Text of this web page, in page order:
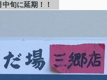
旬に延期！！